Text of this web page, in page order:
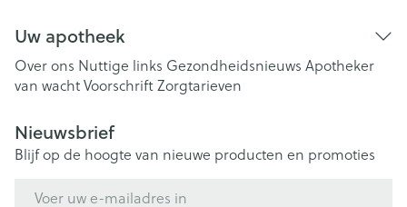
Uw apotheek
Over ons Nuttige links Gezondheidsnieuws Apotheker
van wachtVoorschriftZorgtarieven
Nieuwsbrief
Blijf op de hoogte van nieuwe producten en promoties